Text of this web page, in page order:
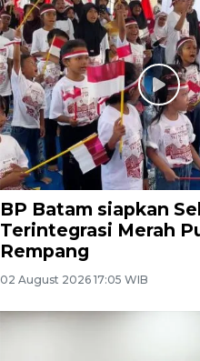
BP Batam siapkan
Terintegrasi Merah
Rempang
02 August 2026 17:05 WIB